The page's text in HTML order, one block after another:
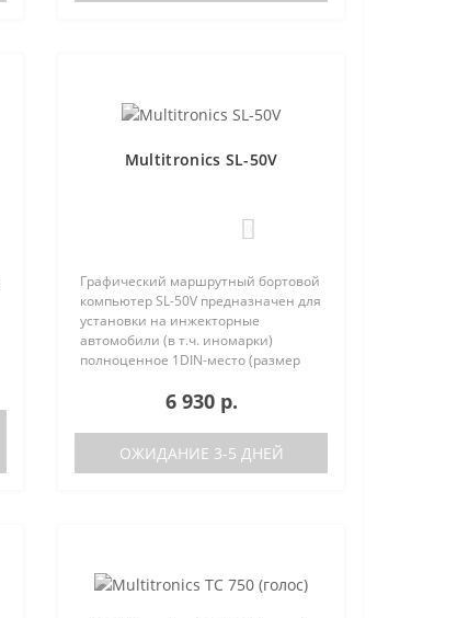
Multitronics SL-50V
Графический маршрутный бортовой
компьютер SL-50V предназначен для
установки на инжекторные
автомобили (в т.ч. иномарки)
полноценное 1DIN-место (размер
прибора возможна как с ЭБУ (список
поддерживаемых ЭБУ предст..
6 930 р.
ОЖИДАНИЕ 3-5 ДНЕЙ